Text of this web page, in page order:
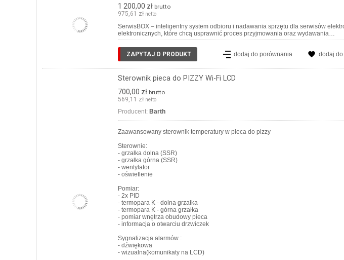
1 200,00 zł brutto
975,61 zł netto
SerwisBOX – inteligentny system odbioru i nadawania sprzętu dla serwisów
elektronicznych, które chcą usprawnić proces przyjmowania oraz wydawania…
ZAPYTAJ O PRODUKT dodaj do porównania dodaj do
Sterownik pieca do PIZZY Wi-Fi LCD
700,00 zł brutto
569,11 zł netto
Producent: Barth
Zaawansowany sterownik temperatury w pieca do pizzy
Sterownie:
- grzałka dolna (SSR)
- grzałka górna (SSR)
- wentylator
- oświetlenie
Pomiar:
- 2x PID
- termopara K - dolna grzałka
- termopara K - górna grzałka
- pomiar wnętrza obudowy pieca
- informacja o otwarciu drzwiczek
Sygnalizacja alarmów :
- dźwiękowa
- wizualna(komunikaty na LCD)